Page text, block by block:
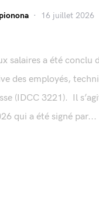
16 juillet 2026
salaires a été conclu
des employés,
(IDCC 3221). Il
qui a été signé par...